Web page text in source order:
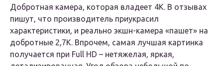
Добротная камера, которая владеет 4К. В отзывах
пишут, что производитель приукрасил
характеристики, и реально экшн-камера «пашет» на
добротные 2,7К. Впрочем, самая лучшая картинка
получается при Full HD – нетяжелая, яркая,